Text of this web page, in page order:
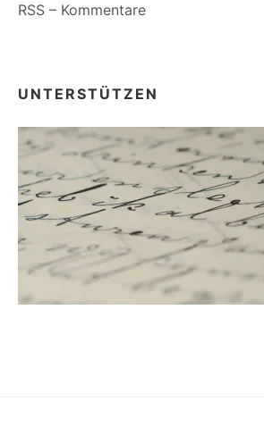
RSS – Kommentare
UNTERSTÜTZEN